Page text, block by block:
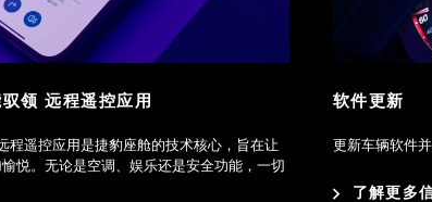
领 远程遥控应用
程遥控应用是捷豹座舱的技术核心，旨在让
悦。无论是空调、娱乐还是安全功能，一切
软件更新
更新车辆软件
了解更多